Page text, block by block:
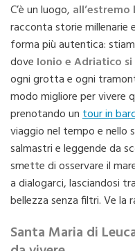
C’è un luogo,
racconta storie millenarie
forma più autentica:
dove Ionio e Adriatico
ogni grotta e ogni
modo migliore per vivere
prenotando untour in
viaggio nel tempo e nello
salmastri e leggende da
smette di osservare il
a dialogarci, lasciandosi
bellezza senza filtri. Ve la
Santa Maria di